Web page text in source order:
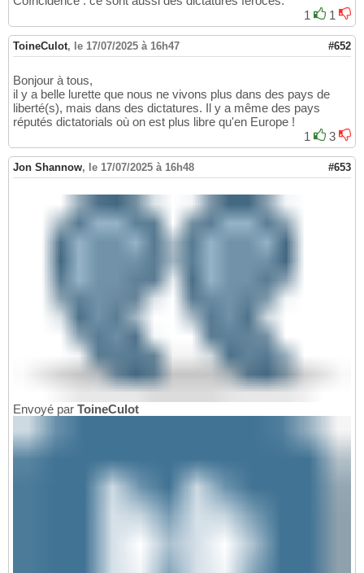
1
1
ToineCulot, le 17/07/2025 à 16h47 #652
Bonjour à tous,
il y a belle lurette que nous ne vivons plus dans des pays de
liberté(s), mais dans des dictatures. Il y a même des pays
réputés dictatorials où on est plus libre qu'en Europe !
1
3
Jon Shannow, le 17/07/2025 à 16h48 #653
Envoyé par ToineCulot